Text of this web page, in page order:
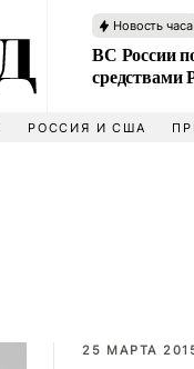
Новость часа
ВС России
средствами
РОССИЯ И США
25 МАРТА